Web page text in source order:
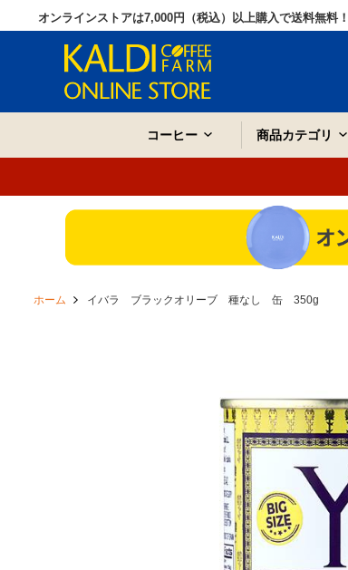
オンラインストアは7,000円（税込）以上購入で送料無料！
コーヒー 商品カテゴリ
ホーム イバラ ブラックオリーブ 種なし 缶 350g